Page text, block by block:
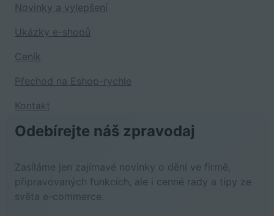
Novinky a vylepšení
Ukázky e-shopů
Ceník
Přechod na Eshop-rychle
Kontakt
Odebírejte náš zpravodaj
Zasíláme jen zajímavé novinky o dění ve firmě,
připravovaných funkcích, ale i cenné rady a tipy ze
světa e-commerce.